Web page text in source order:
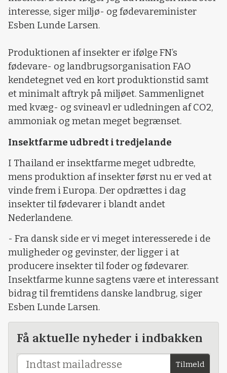
interesse, siger miljø- og fødevareminister
Esben Lunde Larsen.
Produktionen af insekter er ifølge FN’s
fødevare- og landbrugsorganisation FAO
kendetegnet ved en kort produktionstid samt
et minimalt aftryk på miljøet. Sammenlignet
med kvæg- og svineavl er udledningen af CO2,
ammoniak og metan meget begrænset.
Insektfarme udbredt i tredjelande
I Thailand er insektfarme meget udbredte,
mens produktion af insekter først nu er ved at
vinde frem i Europa. Der opdrættes i dag
insekter til fødevarer i blandt andet
Nederlandene.
- Fra dansk side er vi meget interesserede i de
muligheder og gevinster, der ligger i at
producere insekter til foder og fødevarer.
Insektfarme kunne sagtens være et interessant
bidrag til fremtidens danske landbrug, siger
Esben Lunde Larsen.
Få aktuelle nyheder i indbakken
Tilmeld